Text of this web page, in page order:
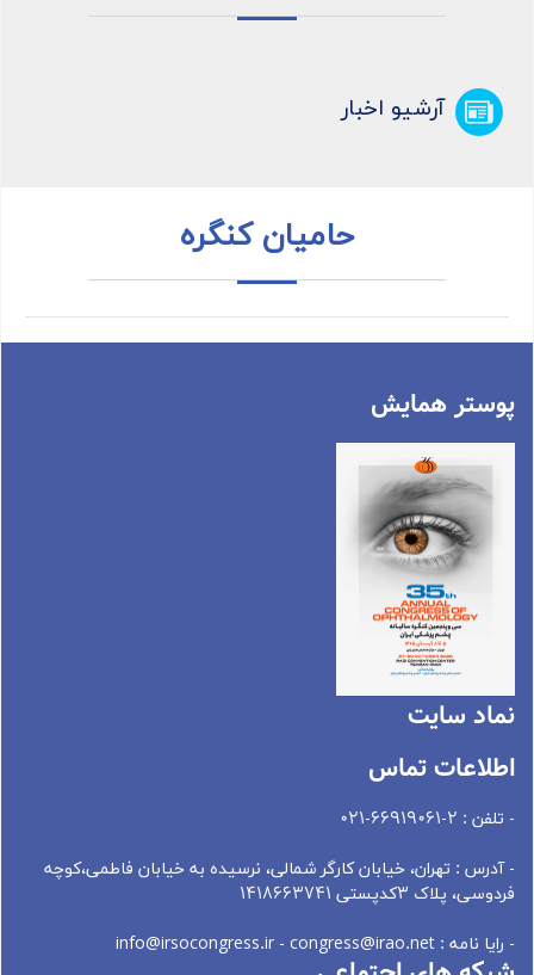
آرشیو اخبار
حامیان کنگره
پوستر همایش
نماد سايت
اطلاعات تماس
- تلفن : 2-66919061-021
- آدرس : تهران، خيابان کارگر شمالی، نرسيده به خيابان فاطمی،کوچه
فردوسی، پلاک 3کدپستی 1418663741
- رایا نامه : info@irsocongress.ir - congress@irao.net